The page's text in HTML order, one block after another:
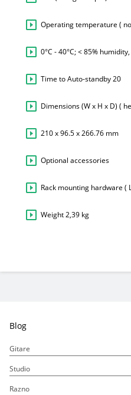
Operating temperature (
0°C - 40°C; < 85%
Time to Auto-standby 20
Dimensions (W x H x D) (
210 x 96.5 x 266.76 mm
Optional accessories
Rack mounting hardware (
Weight 2,39 kg
Blog
Gitare
Studio
Razno